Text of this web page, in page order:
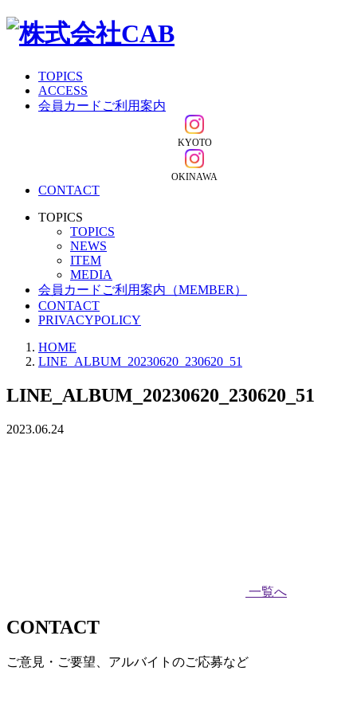
TOPICS
ACCESS
会員カードご利用案内
KYOTO
OKINAWA
CONTACT
TOPICS
TOPICS
NEWS
ITEM
MEDIA
会員カードご利用案内（MEMBER）
CONTACT
PRIVACYPOLICY
HOME
LINE_ALBUM_20230620_230620_51
LINE_ALBUM_20230620_230620_51
2023.06.24
一覧へ
CONTACT
ご意見・ご要望、アルバイトのご応募など